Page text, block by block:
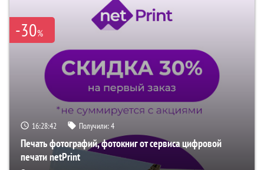
-30%
16:28:41 Получили:4
Печать фотографий, фотокниг от сервиса цифровой
печати netPrint